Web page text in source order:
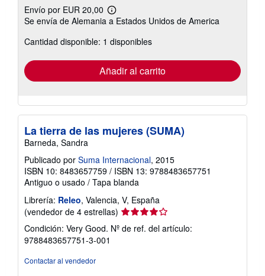
Envío por EUR 20,00
Más
información
las
tarifas
envío
Se envía de Alemania a Estados Unidos de America
Cantidad disponible: 1 disponibles
Añadir al carrito
La tierra de las mujeres (SUMA)
Barneda, Sandra
Publicado por Suma Internacional, 2015
ISBN 10: 8483657759 / ISBN 13: 9788483657751
Antiguo o usado / Tapa blanda
Librería: Releo, Valencia, V, España
(vendedor de 4 estrellas) Calificación
del
vendedor:
Condición: Very Good. Nº de ref. del artículo:
9788483657751-3-001
Contactar al vendedor